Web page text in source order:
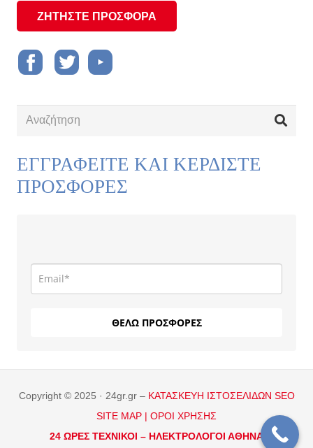
ΖΗΤΗΣΤΕ ΠΡΟΣΦΟΡΑ
ΕΓΓΡΑΦΕΙΤΕ ΚΑΙ ΚΕΡΔΙΣΤΕ
ΠΡΟΣΦΟΡΕΣ
ΘΕΛΩ ΠΡΟΣΦΟΡΕΣ
Copyright © 2025 · 24gr.gr – ΚΑΤΑΣΚΕΥΗ ΙΣΤΟΣΕΛΙΔΩΝ SEO
SITE MAP | ΟΡΟΙ ΧΡΗΣΗΣ
24 ΩΡΕΣ ΤΕΧΝΙΚΟΙ – ΗΛΕΚΤΡΟΛΟΓΟΙ ΑΘΗΝΑ